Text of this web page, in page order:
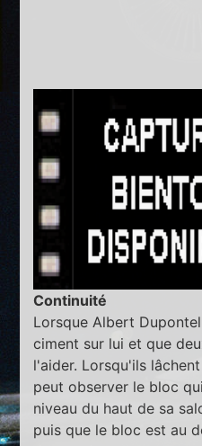
Continuité
Lorsque Albert
ciment sur lui et que
l'aider. Lorsqu'ils
peut observer le bloc
niveau du haut de sa
puis que le bloc est au